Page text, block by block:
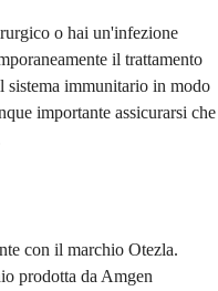
o hai un'infezione
il trattamento
sistema immunitario in modo
importante assicurarsi che
con il marchio Otezla.
prodotta da Amgen